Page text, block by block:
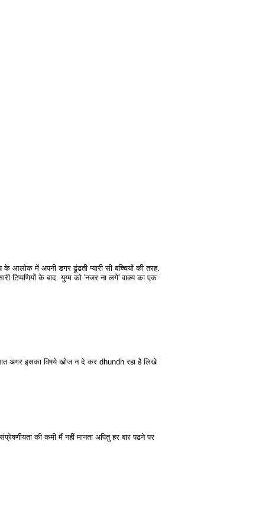
आलोक में अपनी डगर ढूंढती प्यारी सी बच्चियों की तरह.
टिप्पणियों के बाद. युग्म को 'नजर ना लगे' वाक्य का एक
अगर इसका विषये खोज न दे कर dhundh रहा है लिखे
की कमी मैं नहीं मानता अपितु हर बार पढने पर